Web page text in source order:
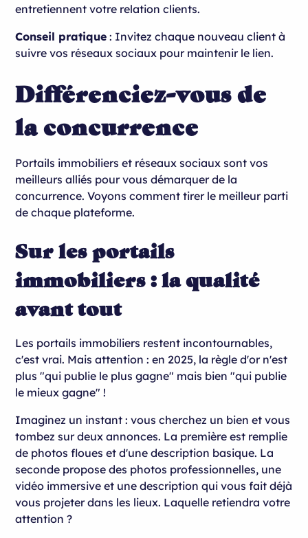
entretiennent votre relation clients.
Conseil pratique : Invitez chaque nouveau client à
suivre vos réseaux sociaux pour maintenir le lien.
Différenciez-vous de
la concurrence
Portails immobiliers et réseaux sociaux sont vos
meilleurs alliés pour vous démarquer de la
concurrence. Voyons comment tirer le meilleur parti
de chaque plateforme.
Sur les portails
immobiliers : la qualité
avant tout
Les portails immobiliers restent incontournables,
c'est vrai. Mais attention : en 2025, la règle d'or n'est
plus "qui publie le plus gagne" mais bien "qui publie
le mieux gagne" !
Imaginez un instant : vous cherchez un bien et vous
tombez sur deux annonces. La première est remplie
de photos floues et d'une description basique. La
seconde propose des photos professionnelles, une
vidéo immersive et une description qui vous fait déjà
vous projeter dans les lieux. Laquelle retiendra votre
attention ?